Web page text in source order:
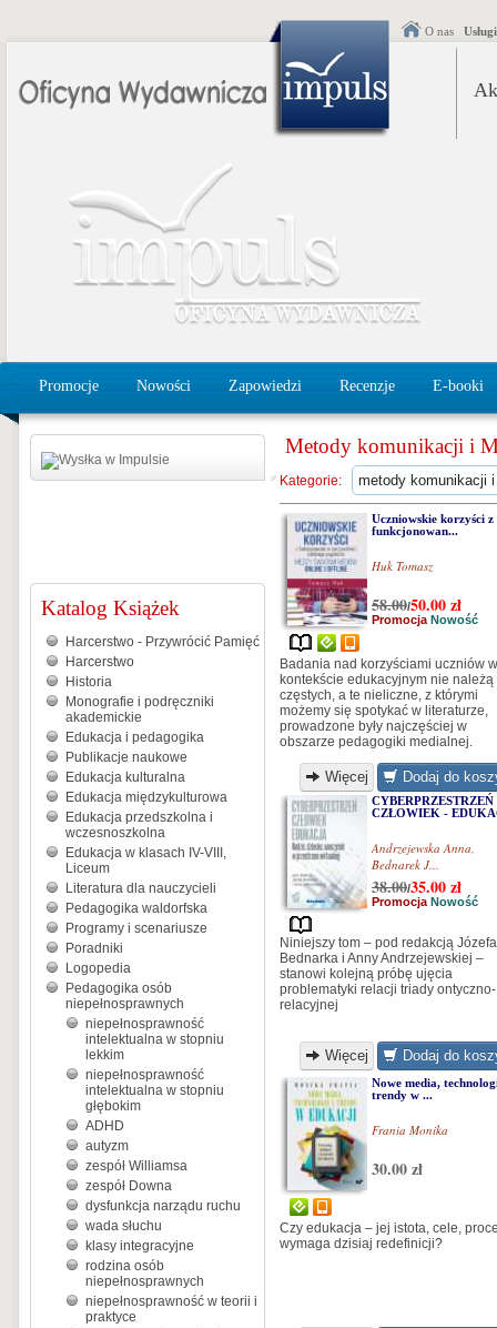
O nas
Promocje Nowości Zapowiedzi Recenzje E-booki
Katalog Książek
Harcerstwo - Przywrócić Pamięć
Harcerstwo
Historia
Monografie i podręczniki
akademickie
Edukacja i pedagogika
Publikacje naukowe
Edukacja kulturalna
Edukacja międzykulturowa
Edukacja przedszkolna i
wczesnoszkolna
Edukacja w klasach IV-VIII,
Liceum
Literatura dla nauczycieli
Pedagogika waldorfska
Programy i scenariusze
Poradniki
Logopedia
Pedagogika osób
niepełnosprawnych
niepełnosprawność
intelektualna w stopniu
lekkim
niepełnosprawność
intelektualna w stopniu
głębokim
ADHD
autyzm
zespół Williamsa
zespół Downa
dysfunkcja narządu ruchu
wada słuchu
klasy integracyjne
rodzina osób
niepełnosprawnych
niepełnosprawność w teorii i
praktyce
Metody komunikacji i
Kategorie:
Uczniowskie korzyści z
funkcjonowan...
Huk Tomasz
58.00/50.00zł
Promocja Nowość
Badania nad korzyściami uczniów w
kontekście edukacyjnym nie należą
częstych, a te nieliczne, z którymi
możemy się spotykać w literaturze,
prowadzone były najczęściej w
obszarze pedagogiki medialnej.
Więcej Dodaj do
CYBERPRZESTRZEŃ
CZŁOWIEK -
Andrzejewska Anna,
Bednarek J...
38.00/35.00zł
Promocja Nowość
Niniejszy tom – pod redakcją Józefa
Bednarka i Anny Andrzejewskiej –
stanowi kolejną próbę ujęcia
problematyki relacji triady ontyczno-
relacyjnej
Więcej Dodaj do
Nowe media,
trendy w ...
Frania Monika
30.00 zł
Czy edukacja – jej istota, cele,
wymaga dzisiaj redefinicji?